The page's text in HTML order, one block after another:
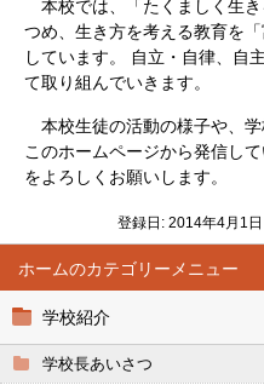
ホーム
学校紹介
学校長あいさつ
本校では、「たくましく生
つめ、生き方を考える教育を
しています。 自立・自律、自
て取り組んでいきます。
本校生徒の活動の様子や、
このホームページから発信し
をよろしくお願いします。
登録日: 2014年4月1日